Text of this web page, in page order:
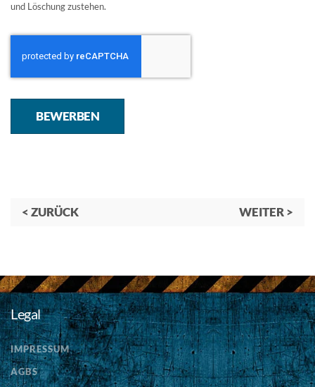
und Löschung zustehen.
BEWERBEN
< ZURÜCK WEITER >
Legal
IMPRESSUM
AGBS